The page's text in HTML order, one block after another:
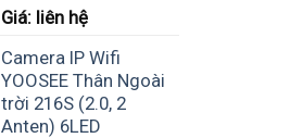
Giá: liên hệ
Camera IP Wifi
YOOSEE Thân Ngoài
trời 216S (2.0, 2
Anten) 6LED